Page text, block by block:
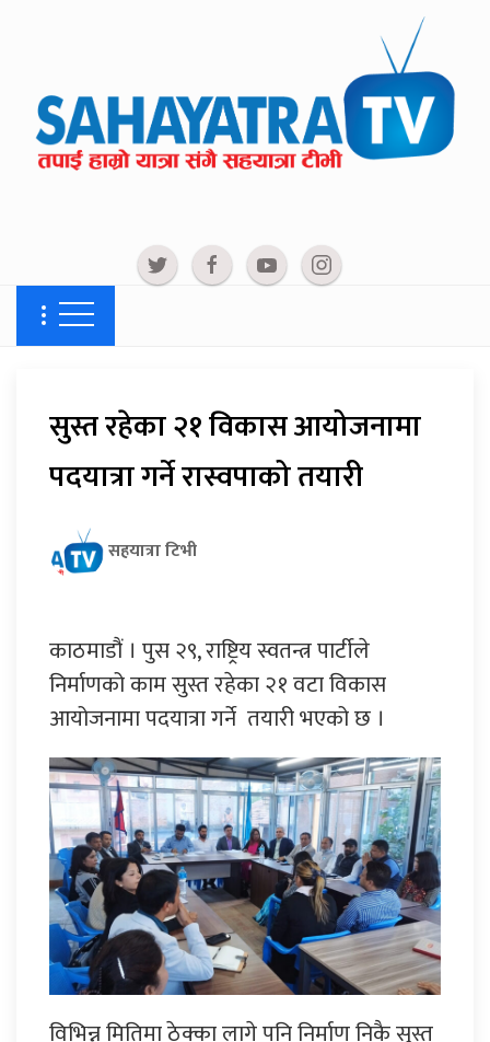
सुस्त रहेका २१ विकास आयोजनामा
पदयात्रा गर्ने रास्वपाको तयारी
सहयात्रा टिभी
काठमाडौं । पुस २९, राष्ट्रिय स्वतन्त्र पार्टीले
निर्माणको काम सुस्त रहेका २१ वटा विकास
आयोजनामा पदयात्रा गर्ने तयारी भएको छ ।
विभिन्न मितिमा ठेक्का लागे पनि निर्माण निकै सुस्त